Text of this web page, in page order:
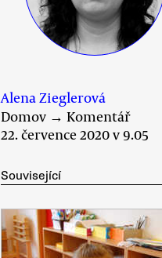
Alena Zieglerová
Domov → Komentář
22. července 2020 v 9.05
Související